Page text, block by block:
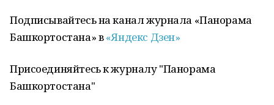
Подписывайтесь на канал журнала «Панорама
Башкортостана» в«Яндекс Дзен»
Присоединяйтесь к журналу "Панорама
Башкортостана"